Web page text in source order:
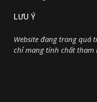
LƯU Ý
Website đang trong quá
chỉ mang tính chất tham